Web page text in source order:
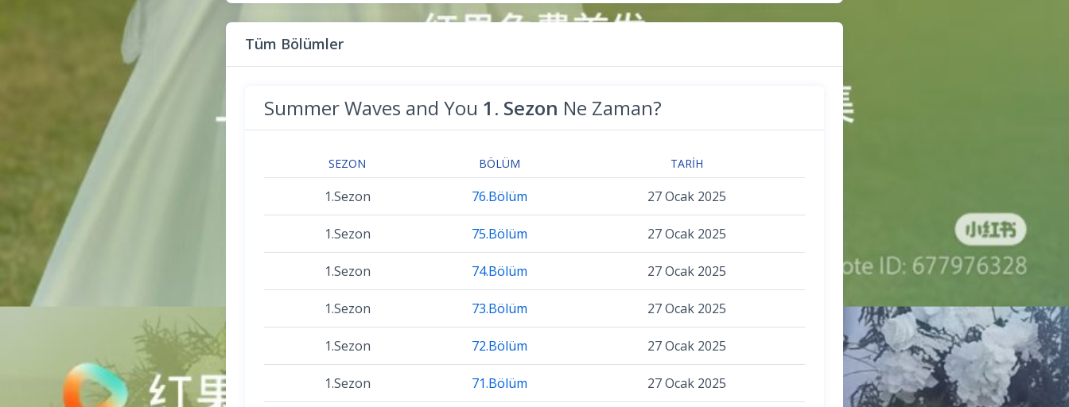
Tüm Bölümler
Summer Waves and You 1. Sezon Ne Zaman?
SEZON BÖLÜM TARIH
1.Sezon 76.Bölüm 27 Ocak 2025
1.Sezon 75.Bölüm 27 Ocak 2025
1.Sezon 74.Bölüm 27 Ocak 2025
1.Sezon 73.Bölüm 27 Ocak 2025
1.Sezon 72.Bölüm 27 Ocak 2025
1.Sezon 71.Bölüm 27 Ocak 2025